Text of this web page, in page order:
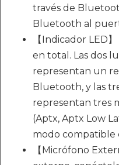
través de
Bluetooth al
【Indicador LED
en total. Las dos
representan un
Bluetooth, y las
representan tres
(Aptx, Aptx Low
modo compatible
【Micrófono